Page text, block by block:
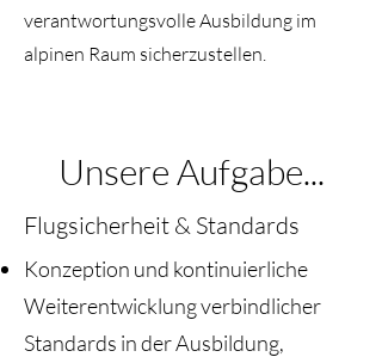
verantwortungsvolle Ausbildung im
alpinen Raum sicherzustellen.
Unsere Aufgabe...
Flugsicherheit & Standards
Konzeption und kontinuierliche
Weiterentwicklung verbindlicher
Standards in der Ausbildung,